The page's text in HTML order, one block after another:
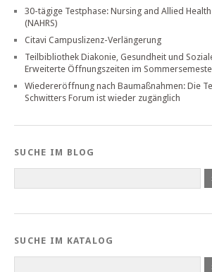
30-tägige Testphase: Nursing and Allied
(NAHRS)
Citavi Campuslizenz-Verlängerung
Teilbibliothek Diakonie, Gesundheit und
Erweiterte Öffnungszeiten im
Wiedereröffnung nach Baumaßnahmen: Die
Schwitters Forum ist wieder zugänglich
SUCHE IM BLOG
SUCHE IM KATALOG